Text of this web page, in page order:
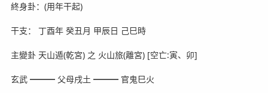
終身卦：(用年干起)
干支： 丁酉年 癸丑月 甲辰日 己巳時
主變卦 天山遁(乾宮) 之 火山旅(離宮) [空亡:寅、卯]
玄武 ━━━ 父母戌土 ━━━ 官鬼巳火